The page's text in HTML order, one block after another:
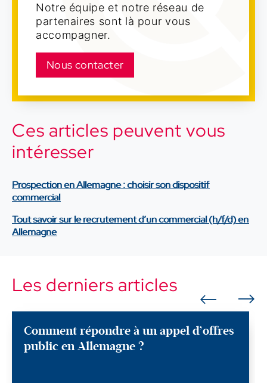
Notre équipe et notre réseau de
partenaires sont là pour vous
accompagner.
Nous contacter
Ces articles peuvent vous
intéresser
Prospection en Allemagne : choisir son dispositif
commercial
Tout savoir sur le recrutement d’un commercial (h/f/d) en
Allemagne
Les derniers articles
Comment répondre à un appel d’offres
public en Allemagne ?